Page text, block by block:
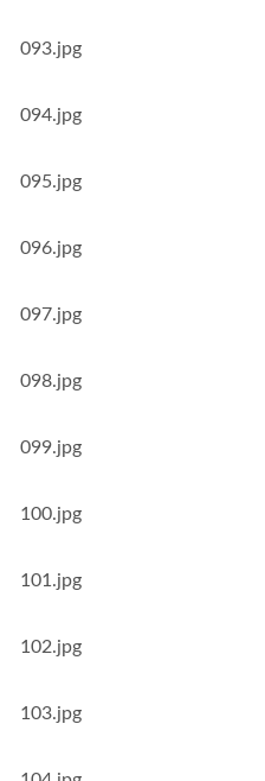
093.jpg
094.jpg
095.jpg
096.jpg
097.jpg
098.jpg
099.jpg
100.jpg
101.jpg
102.jpg
103.jpg